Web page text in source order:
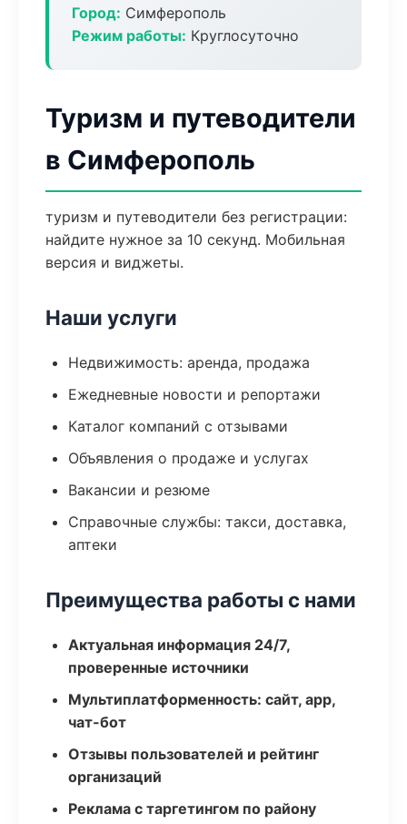
Город: Симферополь
Режим работы: Круглосуточно
Туризм и путеводители
в Симферополь
туризм и путеводители без регистрации:
найдите нужное за 10 секунд. Мобильная
версия и виджеты.
Наши услуги
Недвижимость: аренда, продажа
Ежедневные новости и репортажи
Каталог компаний с отзывами
Объявления о продаже и услугах
Вакансии и резюме
Справочные службы: такси, доставка,
аптеки
Преимущества работы с нами
Актуальная информация 24/7,
проверенные источники
Мультиплатформенность: сайт, app,
чат-бот
Отзывы пользователей и рейтинг
организаций
Реклама с таргетингом по району